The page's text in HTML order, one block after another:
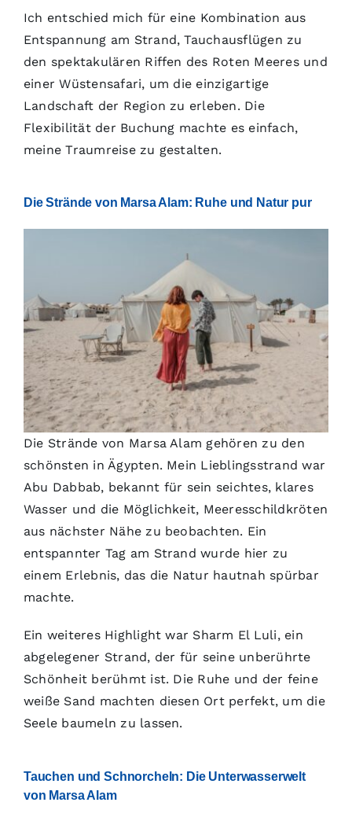
Ich entschied mich für eine Kombination aus
Entspannung am Strand, Tauchausflügen zu
den spektakulären Riffen des Roten Meeres und
einer Wüstensafari, um die einzigartige
Landschaft der Region zu erleben. Die
Flexibilität der Buchung machte es einfach,
meine Traumreise zu gestalten.
Die Strände von Marsa Alam: Ruhe und Natur pur
Die Strände von Marsa Alam gehören zu den
schönsten in Ägypten. Mein Lieblingsstrand war
Abu Dabbab, bekannt für sein seichtes, klares
Wasser und die Möglichkeit, Meeresschildkröten
aus nächster Nähe zu beobachten. Ein
entspannter Tag am Strand wurde hier zu
einem Erlebnis, das die Natur hautnah spürbar
machte.
Ein weiteres Highlight war Sharm El Luli, ein
abgelegener Strand, der für seine unberührte
Schönheit berühmt ist. Die Ruhe und der feine
weiße Sand machten diesen Ort perfekt, um die
Seele baumeln zu lassen.
Tauchen und Schnorcheln: Die Unterwasserwelt
von Marsa Alam